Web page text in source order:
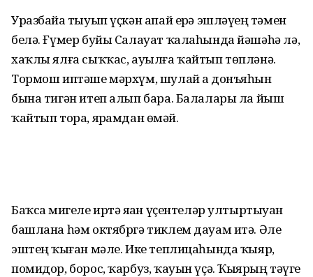
Уразбайҙа тыуып үҫкән апай ерҙә эшләүҙең тәмен
белә. Ғүмер буйы Салауат ҡалаһында йәшәһә лә,
хаҡлы ялға сыҡҡас, ауылға ҡайтып төпләнә.
Тормош иптәше мәрхүм, шулай ҙа донъяһын
бына тигән итеп алып бара. Балалары ла йыш
ҡайтып тора, ярҙамдан өҙмәй.
Баҡса миҙгеле иртә яҙҙан үҫентеләр ултыртыуҙан
башлана һәм октябргә тиклем дауам итә. Әле
эштең ҡыҙған мәле. Ике теплицаһында ҡыяр,
помидор, борос, ҡарбуз, ҡауын үҫә. Ҡыярҙың тәүге